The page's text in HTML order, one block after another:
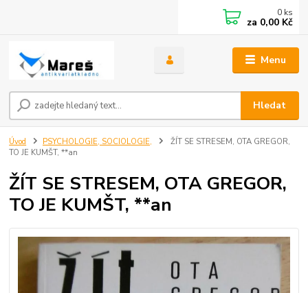
Menu
Hledat
0 ks
za 0,00 Kč
Úvod PSYCHOLOGIE, SOCIOLOGIE,
ŽÍT SE STRESEM, OTA GREGOR,
TO JE KUMŠT, **an
ŽÍT SE STRESEM, OTA GREGOR,
TO JE KUMŠT, **an